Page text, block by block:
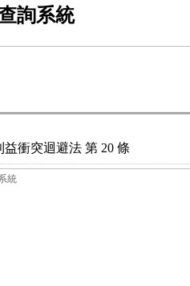
詢系統
益衝突迴避法 第 20 條
統